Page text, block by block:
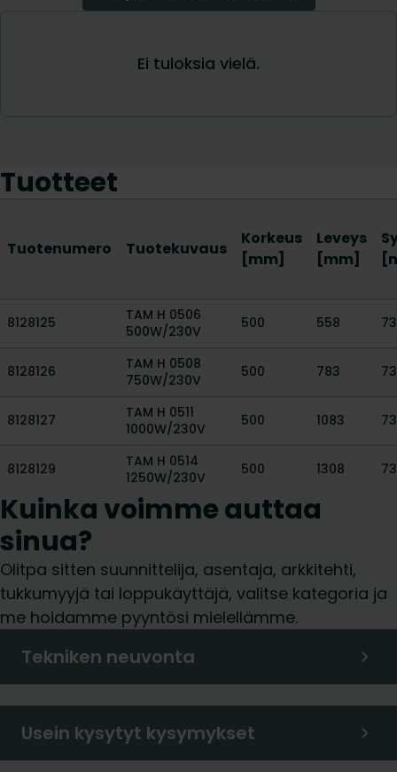
Tuotteet
Tuotenumero Tuotekuvaus
Korkeus
[mm]
Leveys
[mm]
8128125
TAM H 0506
500W/230V
500 558 73
8128126
TAM H 0508
750W/230V
500 783 73
8128127
TAM H 0511
1000W/230V
500 1083 73
8128129
TAM H 0514
1250W/230V
500 1308 73
Kuinka voimme auttaa
sinua?
Olitpa sitten suunnittelija, asentaja, arkkitehti,
tukkumyyjä tai loppukäyttäjä, valitse kategoria ja
me hoidamme pyyntösi mielellämme.
Tekniken neuvonta
Usein kysytyt kysymykset